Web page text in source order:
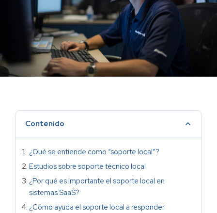
Contenido
¿Qué se entiende como “soporte local”?
Estudios sobre soporte técnico local
¿Por qué es importante el soporte local en
sistemas SaaS?
¿Cómo ayuda el soporte local a responder